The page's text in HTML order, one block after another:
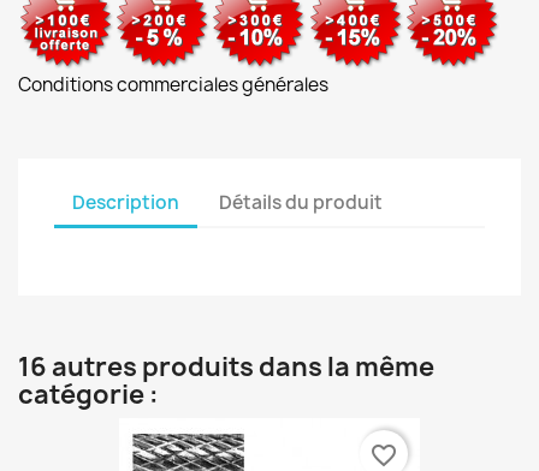
Conditions commerciales générales
Description Détails du produit
16 autres produits dans la même
catégorie :
favorite_border